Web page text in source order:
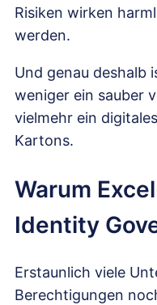
Risiken wirken
werden.
Und genau deshalb
weniger ein sauber
vielmehr ein
Kartons.
Warum
Identity
Erstaunlich viele
Berechtigungen